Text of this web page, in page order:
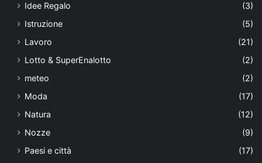
Idee Regalo
(3)
Istruzione
(5)
Lavoro
(21)
Lotto & SuperEnalotto
(2)
meteo
(2)
Moda
(17)
Natura
(12)
Nozze
(9)
Paesi e città
(17)